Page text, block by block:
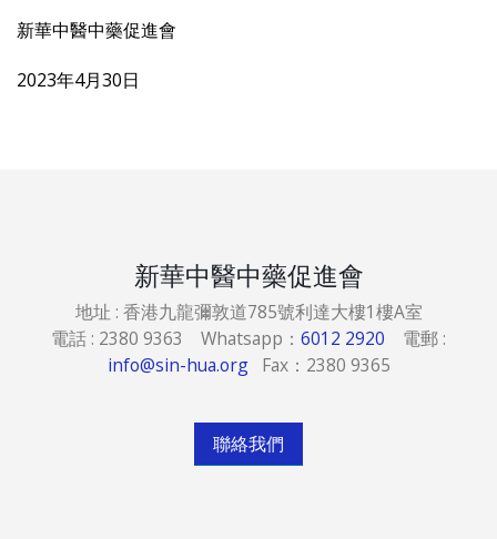
新華中醫中藥促進會
2023年4月30日
新華中醫中藥促進會
地址 : 香港九龍彌敦道785號利達大樓1樓A室
電話 : 2380 9363 Whatsapp： 6012 2920 電郵 :
info@sin-hua.orgFax：2380 9365
聯絡我們